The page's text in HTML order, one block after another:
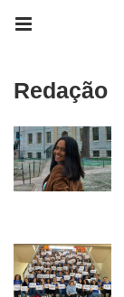
Redação